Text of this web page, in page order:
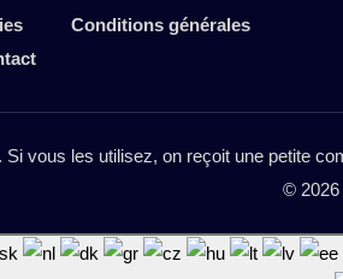
Conditions générales
vous les utilisez, on reçoit une petite
© 2026